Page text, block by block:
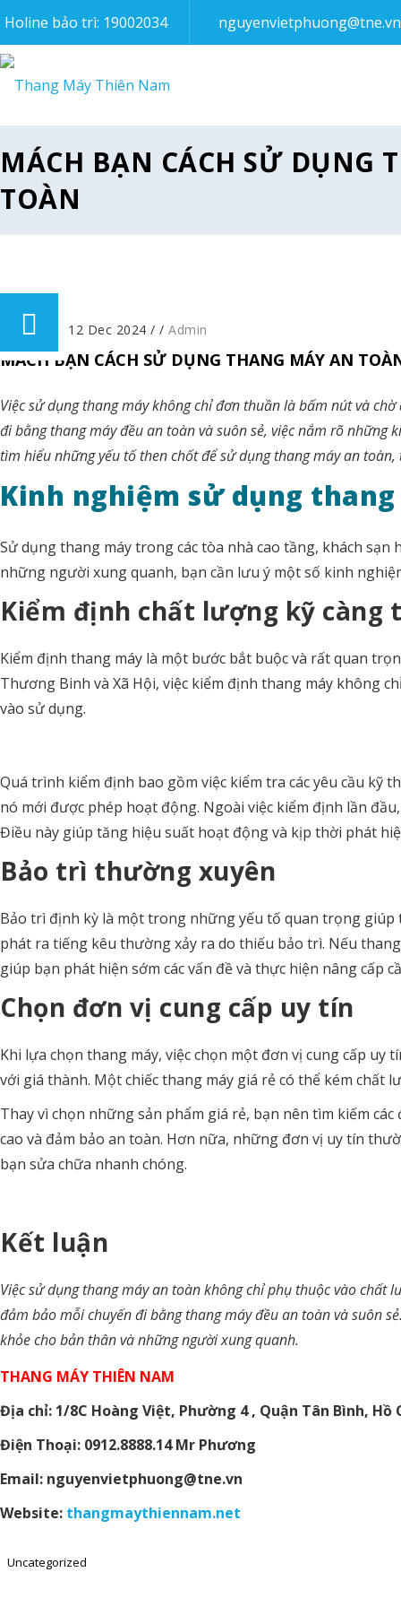
Holine bảo trì: 19002034 nguyenvietphuong@tne.vn
MÁCH BẠN CÁCH SỬ DỤNG
TOÀN
Posted on 12 Dec 2024 / / Admin
MÁCH BẠN CÁCH SỬ DỤNG THANG MÁY AN
Việc sử dụng thang máy không chỉ đơn thuần là bấm nút và
đi bằng thang máy đều an toàn và suôn sẻ, việc nắm rõ
tìm hiểu những yếu tố then chốt để sử dụng thang máy an
Kinh nghiệm sử dụng
Sử dụng thang máy trong các tòa nhà cao tầng, khách
những người xung quanh, bạn cần lưu ý một số kinh
Kiểm định chất lượng kỹ càng
Kiểm định thang máy là một bước bắt buộc và rất quan
Thương Binh và Xã Hội, việc kiểm định thang máy không
vào sử dụng.
Quá trình kiểm định bao gồm việc kiểm tra các yêu cầu kỹ
nó mới được phép hoạt động. Ngoài việc kiểm định lần
Điều này giúp tăng hiệu suất hoạt động và kịp thời phát
Bảo trì thường xuyên
Bảo trì định kỳ là một trong những yếu tố quan trọng
phát ra tiếng kêu thường xảy ra do thiếu bảo trì. Nếu
giúp bạn phát hiện sớm các vấn đề và thực hiện nâng cấp
Chọn đơn vị cung cấp uy tín
Khi lựa chọn thang máy, việc chọn một đơn vị cung cấp
với giá thành. Một chiếc thang máy giá rẻ có thể kém chất
Thay vì chọn những sản phẩm giá rẻ, bạn nên tìm kiếm
cao và đảm bảo an toàn. Hơn nữa, những đơn vị uy tín
bạn sửa chữa nhanh chóng.
Kết luận
Việc sử dụng thang máy an toàn không chỉ phụ thuộc vào
đảm bảo mỗi chuyến đi bằng thang máy đều an toàn và suôn
khỏe cho bản thân và những người xung quanh.
THANG MÁY THIÊN NAM
Địa chỉ: 1/8C Hoàng Việt, Phường 4 , Quận Tân Bình, Hồ
Điện Thoại: 0912.8888.14 Mr Phương
Email: nguyenvietphuong@tne.vn
Website: thangmaythiennam.net
Uncategorized